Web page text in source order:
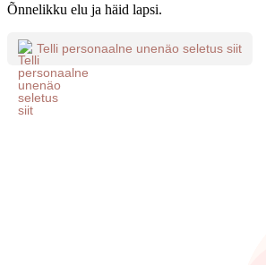
Õnnelikku elu ja häid lapsi.
Telli personaalne unenäo seletus siit